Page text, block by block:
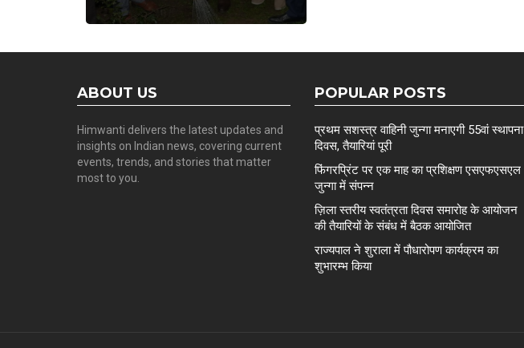
ABOUT US
Himwanti delivers the latest updates and
insights on Indian news, covering current
events, trends, and stories that matter
most to you.
POPULAR POSTS
प्रथम सशस्त्र वाहिनी जुन्गा मनाएगी 55वां स्थापना
दिवस, तैयारियां पूरी
फिंगरप्रिंट पर एक माह का प्रशिक्षण एसएफएसएल
जुन्गा में संपन्न
ज़िला स्तरीय स्वतंत्रता दिवस समारोह के आयोजन
की तैयारियों के संबंध में बैठक आयोजित
राज्यपाल ने शुराला में पौधारोपण कार्यक्रम का
शुभारम्भ किया